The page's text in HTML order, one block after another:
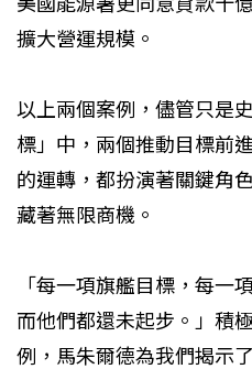
擴大營運規模。
以上兩個案例，儘管只是
標」中，兩個推動目標前
的運轉，都扮演著關鍵角
藏著無限商機。
「每一項旗艦目標，每一
而他們都還未起步。」積
例，馬朱爾德為我們揭示